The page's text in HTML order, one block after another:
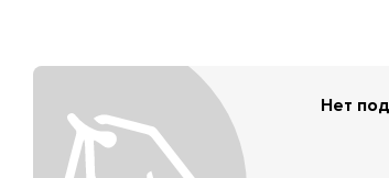
Нет